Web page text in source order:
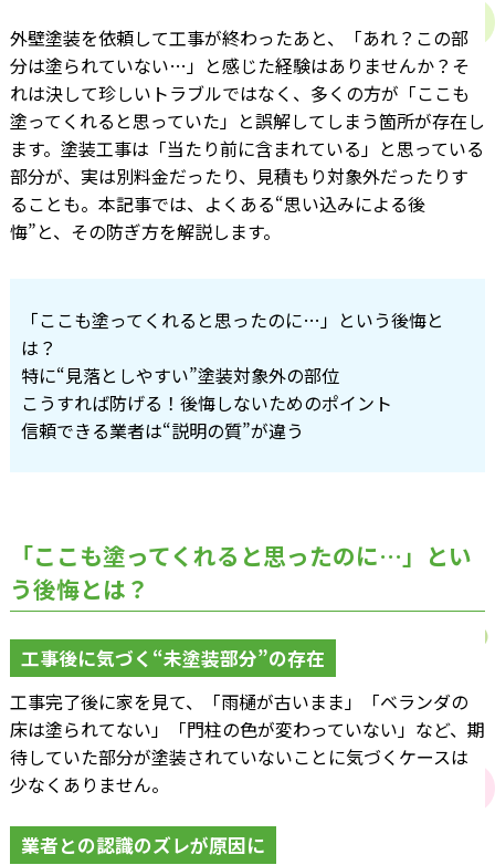
外壁塗装を依頼して工事が終わったあと、「あれ？この部
分は塗られていない…」と感じた経験はありませんか？そ
れは決して珍しいトラブルではなく、多くの方が「ここも
塗ってくれると思っていた」と誤解してしまう箇所が存在し
ます。塗装工事は「当たり前に含まれている」と思っている
部分が、実は別料金だったり、見積もり対象外だったりす
ることも。本記事では、よくある“思い込みによる後
悔”と、その防ぎ方を解説します。
「ここも塗ってくれると思ったのに…」という後悔と
は？
特に“見落としやすい”塗装対象外の部位
こうすれば防げる！後悔しないためのポイント
信頼できる業者は“説明の質”が違う
「ここも塗ってくれると思ったのに…」とい
う後悔とは？
工事後に気づく“未塗装部分”の存在
工事完了後に家を見て、「雨樋が古いまま」「ベランダの
床は塗られてない」「門柱の色が変わっていない」など、期
待していた部分が塗装されていないことに気づくケースは
少なくありません。
業者との認識のズレが原因に